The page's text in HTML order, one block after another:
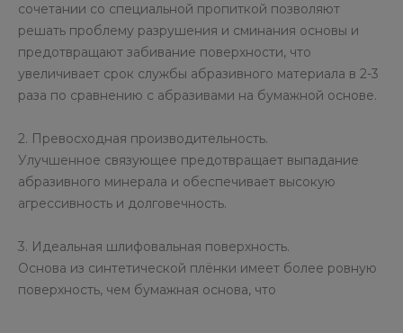
сочетании со специальной пропиткой позволяют
решать проблему разрушения и сминания основы и
предотвращают забивание поверхности, что
увеличивает срок службы абразивного материала в 2-3
раза по сравнению с абразивами на бумажной основе.
2. Превосходная производительность.
Улучшенное связующее предотвращает выпадание
абразивного минерала и обеспечивает высокую
агрессивность и долговечность.
3. Идеальная шлифовальная поверхность.
Основа из синтетической плёнки имеет более ровную
поверхность, чем бумажная основа, что